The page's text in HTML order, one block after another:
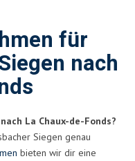
für
nach
La Chaux-de-Fonds?
Siegen genau
bieten wir dir eine